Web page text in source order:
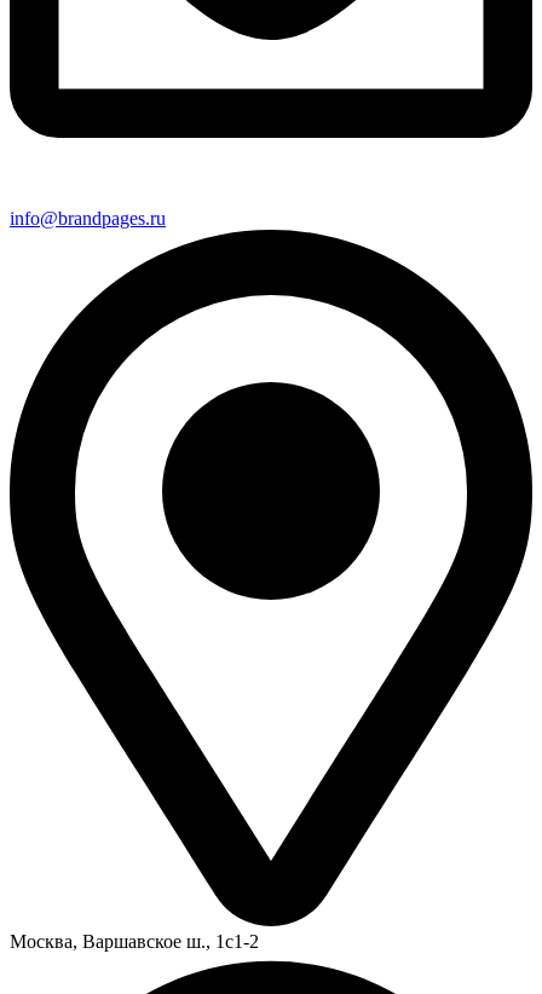
info@brandpages.ru
Москва, Варшавское ш., 1с1-2